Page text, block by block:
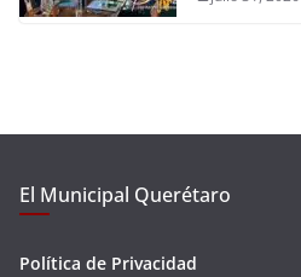
El Municipal Querétaro
Política de Privacidad